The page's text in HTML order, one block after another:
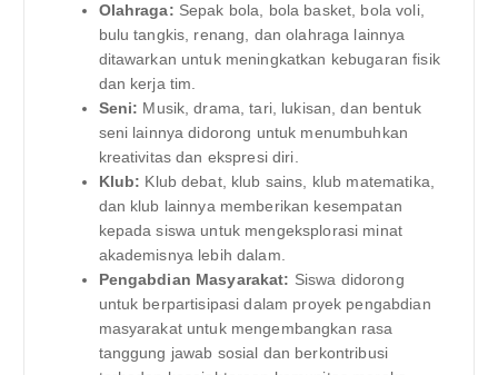
Olahraga: Sepak bola, bola basket, bola voli,
bulu tangkis, renang, dan olahraga lainnya
ditawarkan untuk meningkatkan kebugaran fisik
dan kerja tim.
Seni: Musik, drama, tari, lukisan, dan bentuk
seni lainnya didorong untuk menumbuhkan
kreativitas dan ekspresi diri.
Klub: Klub debat, klub sains, klub matematika,
dan klub lainnya memberikan kesempatan
kepada siswa untuk mengeksplorasi minat
akademisnya lebih dalam.
Pengabdian Masyarakat: Siswa didorong
untuk berpartisipasi dalam proyek pengabdian
masyarakat untuk mengembangkan rasa
tanggung jawab sosial dan berkontribusi